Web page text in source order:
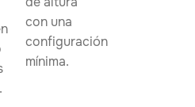
con una
configuración
mínima.